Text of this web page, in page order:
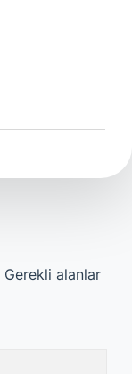
Gerekli alanlar